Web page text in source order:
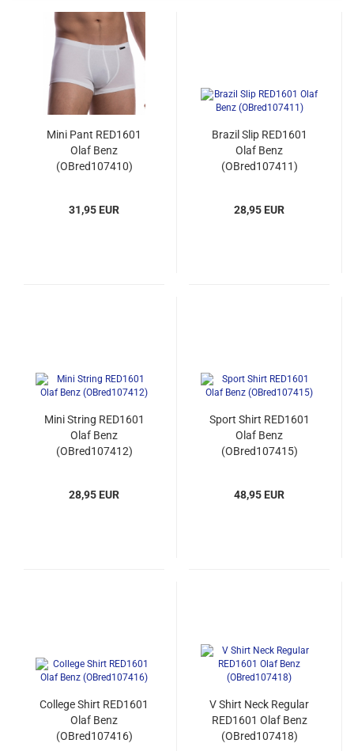
Mini Pant RED1601
Olaf Benz
(OBred107410)
31,95 EUR
Brazil Slip RED1601
Olaf Benz
(OBred107411)
28,95 EUR
Mini String RED1601
Olaf Benz
(OBred107412)
28,95 EUR
Sport Shirt RED1601
Olaf Benz
(OBred107415)
48,95 EUR
College Shirt RED1601
Olaf Benz
(OBred107416)
V Shirt Neck Regular
RED1601 Olaf Benz
(OBred107418)